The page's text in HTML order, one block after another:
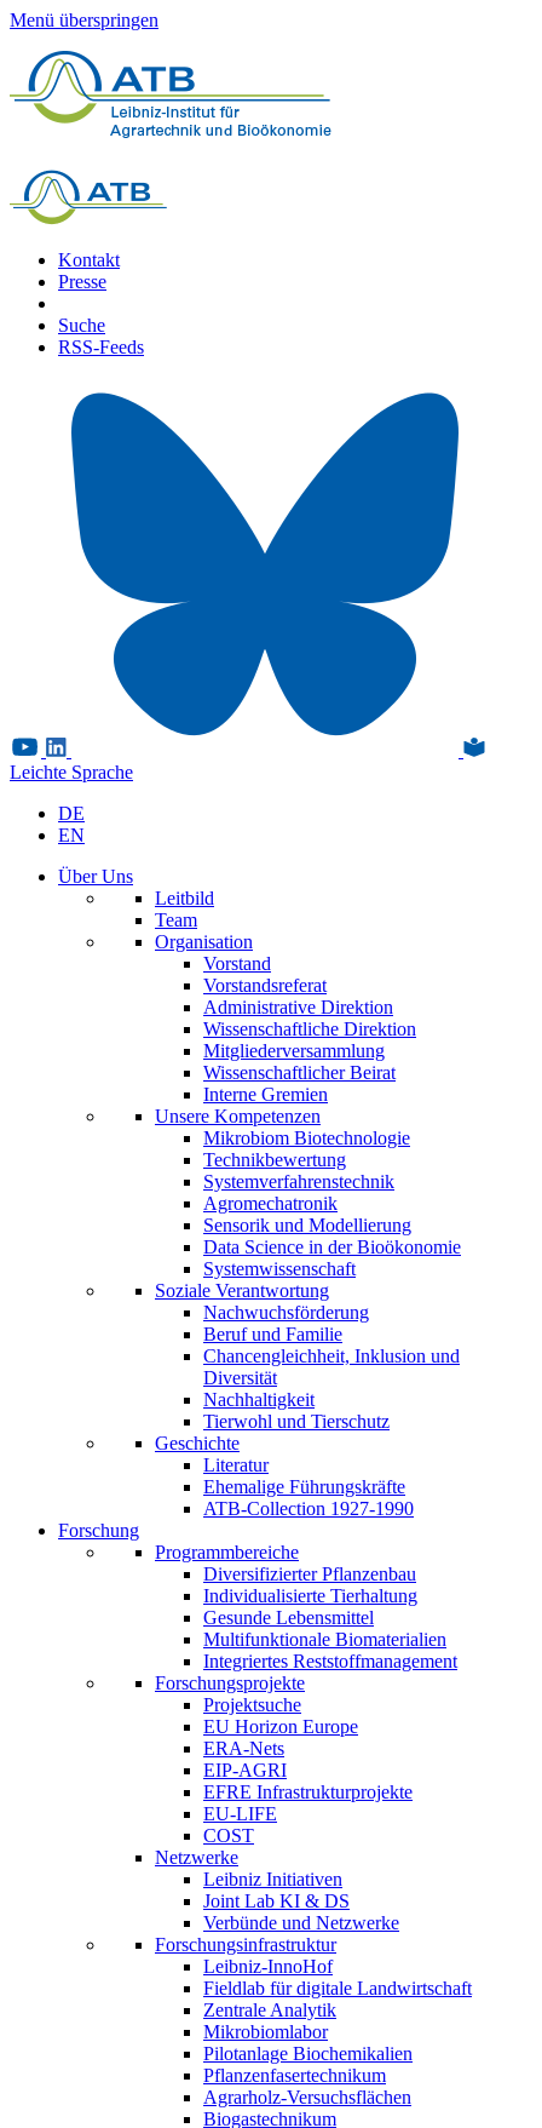
Menü überspringen
Kontakt
Presse
Suche
RSS-Feeds
Leichte Sprache
DE
EN
Über Uns
Leitbild
Team
Organisation
Vorstand
Vorstandsreferat
Administrative Direktion
Wissenschaftliche Direktion
Mitgliederversammlung
Wissenschaftlicher Beirat
Interne Gremien
Unsere Kompetenzen
Mikrobiom Biotechnologie
Technikbewertung
Systemverfahrenstechnik
Agromechatronik
Sensorik und Modellierung
Data Science in der Bioökonomie
Systemwissenschaft
Soziale Verantwortung
Nachwuchsförderung
Beruf und Familie
Chancengleichheit, Inklusion und
Diversität
Nachhaltigkeit
Tierwohl und Tierschutz
Geschichte
Literatur
Ehemalige Führungskräfte
ATB-Collection 1927-1990
Forschung
Programmbereiche
Diversifizierter Pflanzenbau
Individualisierte Tierhaltung
Gesunde Lebensmittel
Multifunktionale Biomaterialien
Integriertes Reststoffmanagement
Forschungsprojekte
Projektsuche
EU Horizon Europe
ERA-Nets
EIP-AGRI
EFRE Infrastrukturprojekte
EU-LIFE
COST
Netzwerke
Leibniz Initiativen
Joint Lab KI & DS
Verbünde und Netzwerke
Forschungsinfrastruktur
Leibniz-InnoHof
Fieldlab für digitale Landwirtschaft
Zentrale Analytik
Mikrobiomlabor
Pilotanlage Biochemikalien
Pflanzenfasertechnikum
Agrarholz-Versuchsflächen
Biogastechnikum